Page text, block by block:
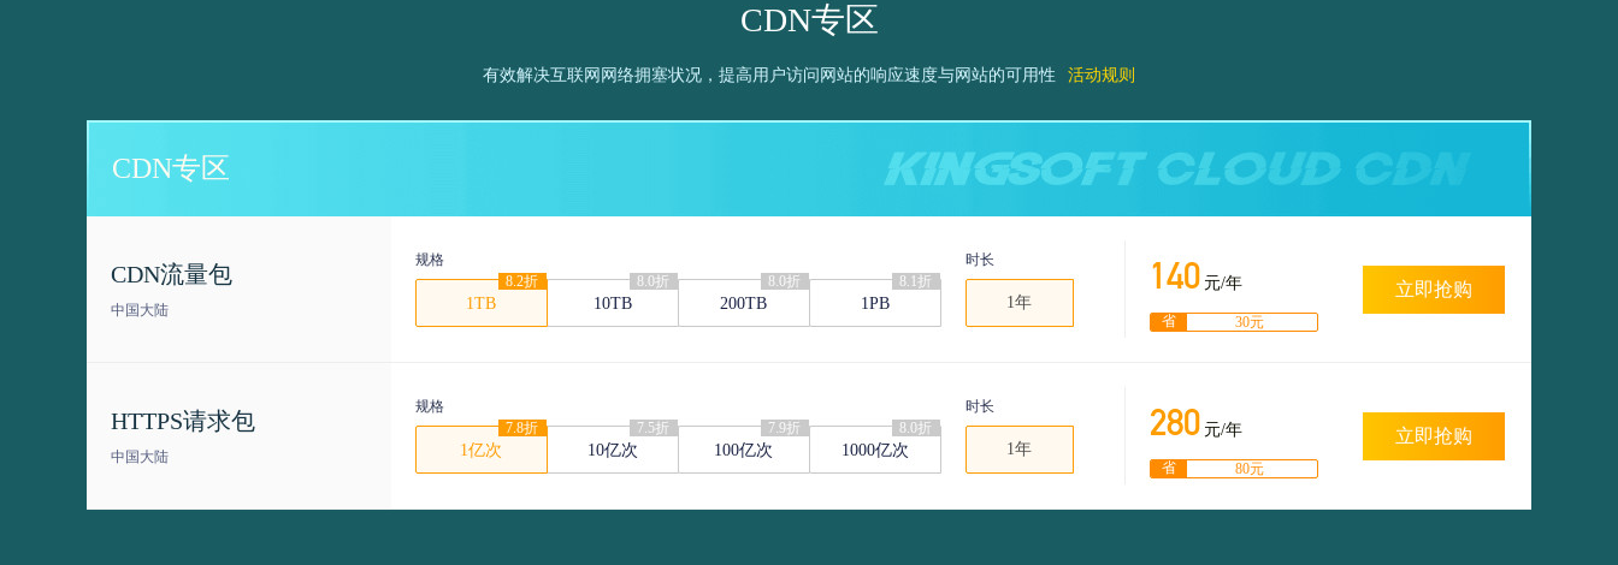
CDN专区
有效解决互联网网络拥塞状况，提高用户访问网站的响应速度与网站的可用性 活动规则
CDN专区
CDN流量包
中国大陆
规格
8.2折
1TB
8.0折
10TB
8.0折
200TB
8.1折
1PB
时长
1年
140 元/年
省 30元
立即抢购
HTTPS请求包
中国大陆
规格
7.8折
1亿次
7.5折
10亿次
7.9折
100亿次
8.0折
1000亿次
时长
1年
280 元/年
省 80元
立即抢购